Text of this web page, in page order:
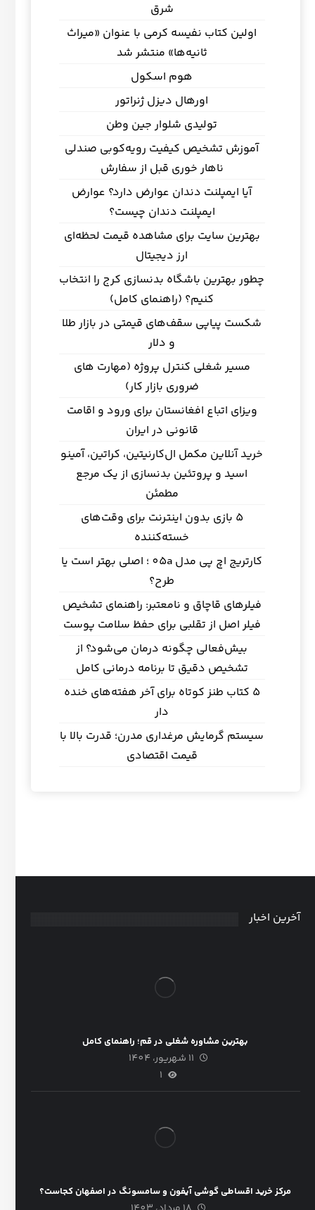
شرق
اولین کتاب نفیسه کرمی با عنوان «میراث
ثانیه‌ها» منتشر شد
هوم اسکول
اورهال دیزل ژنراتور
تولیدی شلوار جین وطن
آموزش تشخیص کیفیت رویه‌کوبی صندلی
ناهار خوری قبل از سفارش
آیا ایمپلنت دندان عوارض دارد؟ عوارض
ایمپلنت دندان چیست؟
بهترین سایت برای مشاهده قیمت لحظه‌ای
ارز دیجیتال
چطور بهترین باشگاه بدنسازی کرج را انتخاب
کنیم؟ (راهنمای کامل)
شکست پیاپی سقف‌های قیمتی در بازار طلا
و دلار
مسیر شغلی کنترل پروژه (مهارت های
ضروری بازار کار)
ویزای اتباع افغانستان برای ورود و اقامت
قانونی در ایران
خرید آنلاین مکمل ال‌کارنیتین، کراتین، آمینو
اسید و پروتئین بدنسازی از یک مرجع
مطمئن
5 بازی بدون اینترنت برای وقت‌های
خسته‌کننده
کارتریج اچ پی مدل 05a ؛ اصلی بهتر است یا
طرح؟
فیلرهای قاچاق و نامعتبر: راهنمای تشخیص
فیلر اصل از تقلبی برای حفظ سلامت پوست
بیش‌فعالی چگونه درمان می‌شود؟ از
تشخیص دقیق تا برنامه درمانی کامل
5 کتاب طنز کوتاه برای آخر هفته‌های خنده
دار
سیستم گرمایش مرغداری مدرن؛ قدرت بالا با
قیمت اقتصادی
آخرین اخبار
بهترین مشاوره شغلی در قم؛ راهنمای کامل
11 شهریور، 1404
1
مرکز خرید اقساطی گوشی آیفون و سامسونگ در اصفهان کجاست؟